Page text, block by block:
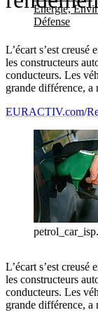
Energie,
Défense
L’écart s’est creusé
les constructeurs
conducteurs. Les
grande différence, a
EURACTIV.com/
L’écart s’est creusé
les constructeurs
conducteurs. Les
grande différence, a